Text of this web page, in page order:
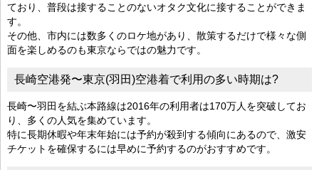
ており、普段は接することのないオタク文化に接することができま
す。
その他、市内には数多くのロケ地があり、散策するだけで様々な側
面を楽しめるのも東京ならではの魅力です。
長崎空港発〜東京(羽田)空港着で利用の多い時期は?
長崎〜羽田を結ぶ本路線は2016年の利用者は170万人を突破してお
り、多くの人気を集めています。
特に長期休暇や年末年始には予約が殺到する傾向にあるので、激安
チケットを確保するには早めに予約するのがおすすめです。